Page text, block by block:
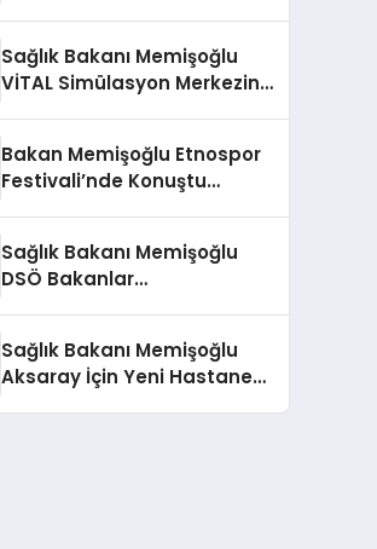
Sağlık Bakanı Memişoğlu
VİTAL Simülasyon Merkezini
Bakan Memişoğlu Etnospor
Festivali’nde Konuştu
Sağlık Bakanı Memişoğlu
DSÖ Bakanlar
Sağlık Bakanı Memişoğlu
Aksaray İçin Yeni Hastane